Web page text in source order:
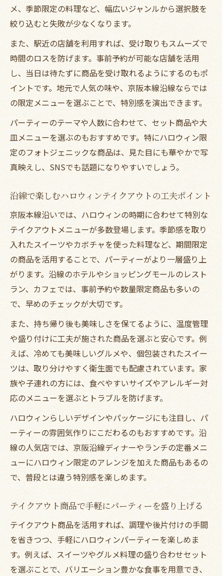
メ、季節限定の料理など、幅広いジャンルから選択肢を
絞り込むと失敗が少なくなります。
また、駅近の店舗を利用すれば、受け取りもスムーズで
時間のロスを防げます。事前予約が可能な店舗を活用
し、当日は待たずに商品を受け取れるようにするのもポ
イントです。地元で人気の味や、京阪本線沿線ならでは
の限定メニューを選ぶことで、特別感を演出できます。
パーティーのテーマや人数に合わせて、セット商品や大
皿メニューを選ぶのもおすすめです。特にハロウィン限
定のフォトジェニックな商品は、見た目にも華やかで写
真映えし、SNSでも話題になりやすいでしょう。
沿線で楽しむハロウィンテイクアウトの工夫ポイント
京阪本線沿いでは、ハロウィンの時期に合わせて特別な
テイクアウトメニューが多数登場します。季節感を取り
入れたスイーツやカボチャを使った料理など、期間限定
の商品を活用することで、パーティーがより一層盛り上
がります。沿線のホテルやショッピングモールのレスト
ラン、カフェでは、事前予約や数量限定商品も多いの
で、早めのチェックが大切です。
また、持ち帰り後も美味しさを保てるように、温度管理
や盛り付けに工夫が施された商品を選ぶと安心です。例
えば、冷めても美味しいグルメや、個包装されたスイー
ツは、取り分けやすく衛生面でも配慮されています。家
族や子連れの方には、食べやすいサイズやアレルギー対
応のメニューを選ぶとトラブルを防げます。
ハロウィンらしいデザインやパッケージにも注目し、パ
ーティーの雰囲気作りにこだわるのもおすすめです。沿
線の人気店では、京阪沿線ディナーやランチの定番メニ
ューにハロウィン限定のアレンジを加えた商品もあるの
で、普段とは違う特別感を楽しめます。
テイクアウト商品で手軽にパーティーを盛り上げる
テイクアウト商品を活用すれば、調理や後片付けの手間
を省きつつ、手軽にハロウィンパーティーを楽しめま
す。例えば、スイーツやグルメ料理の盛り合わせセット
を選ぶことで、バリエーション豊かな食事を用意でき、